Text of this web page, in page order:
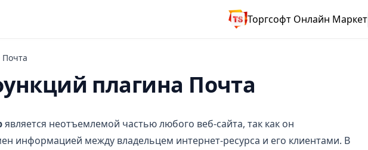
Торгсофт Онлайн Маркет
Почта
плагина Почта
является неотъемлемой частью любого веб-сайта, так как он
информацией между владельцем интернет-ресурса и его клиентами. В